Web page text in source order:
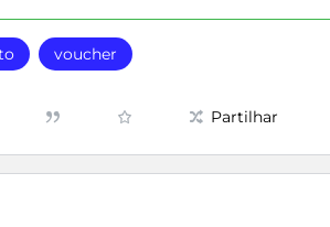
voucher
Partilhar